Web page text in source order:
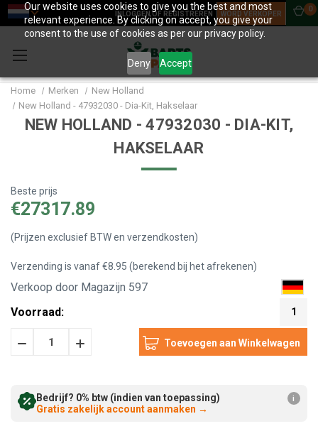
Our website uses cookies to give you the best and most
relevant experience. By clicking on accept, you give your
consent to the use of cookies as per our privacy policy.
Deny Accept
INLOGGEN OF REGISTREREN WORD VERKOPER
0
Home Merken
New Holland
New Holland - 47932030 - Dia-Kit, Hakselaar
NEW HOLLAND - 47932030 - DIA-KIT,
HAKSELAAR
Beste prijs
€27317.89
(Prijzen exclusief BTW en verzendkosten)
Verzending is vanaf €8.95 (berekend bij het afrekenen)
Verkoop door Magazijn 597
Voorraad:
1
HoeveelheidHoeveelheid
Bedrijf? 0% btw (indien van toepassing)
Gratis zakelijk account aanmaken →
i